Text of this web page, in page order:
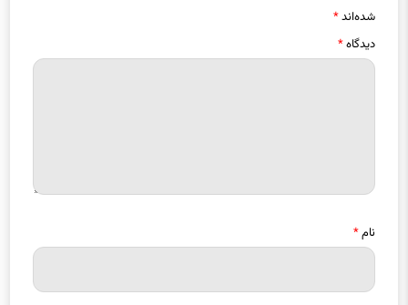
دیدگاه*
ایمیل*